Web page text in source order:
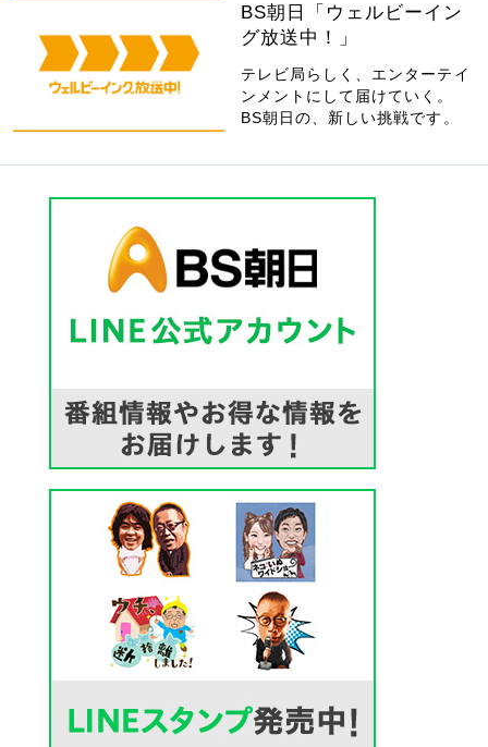
BS朝日「ウェルビーイン
グ放送中！」
テレビ局らしく、エンターテイ
ンメントにして届けていく。
BS朝日の、新しい挑戦です。